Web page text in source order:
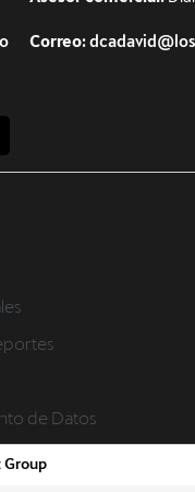
Correo:
de Datos
Group